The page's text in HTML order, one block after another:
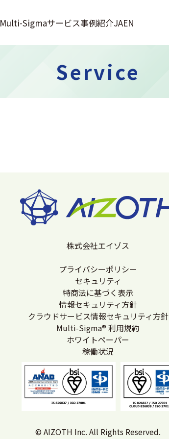
Multi-Sigmaサービス事例紹介JAEN
Service
株式会社エイゾス
プライバシーポリシー
セキュリティ
特商法に基づく表示
情報セキュリティ方針
クラウドサービス情報セキュリティ方針
Multi-Sigma® 利用規約
ホワイトペーパー
稼働状況
© AIZOTH Inc. All Rights Reserved.